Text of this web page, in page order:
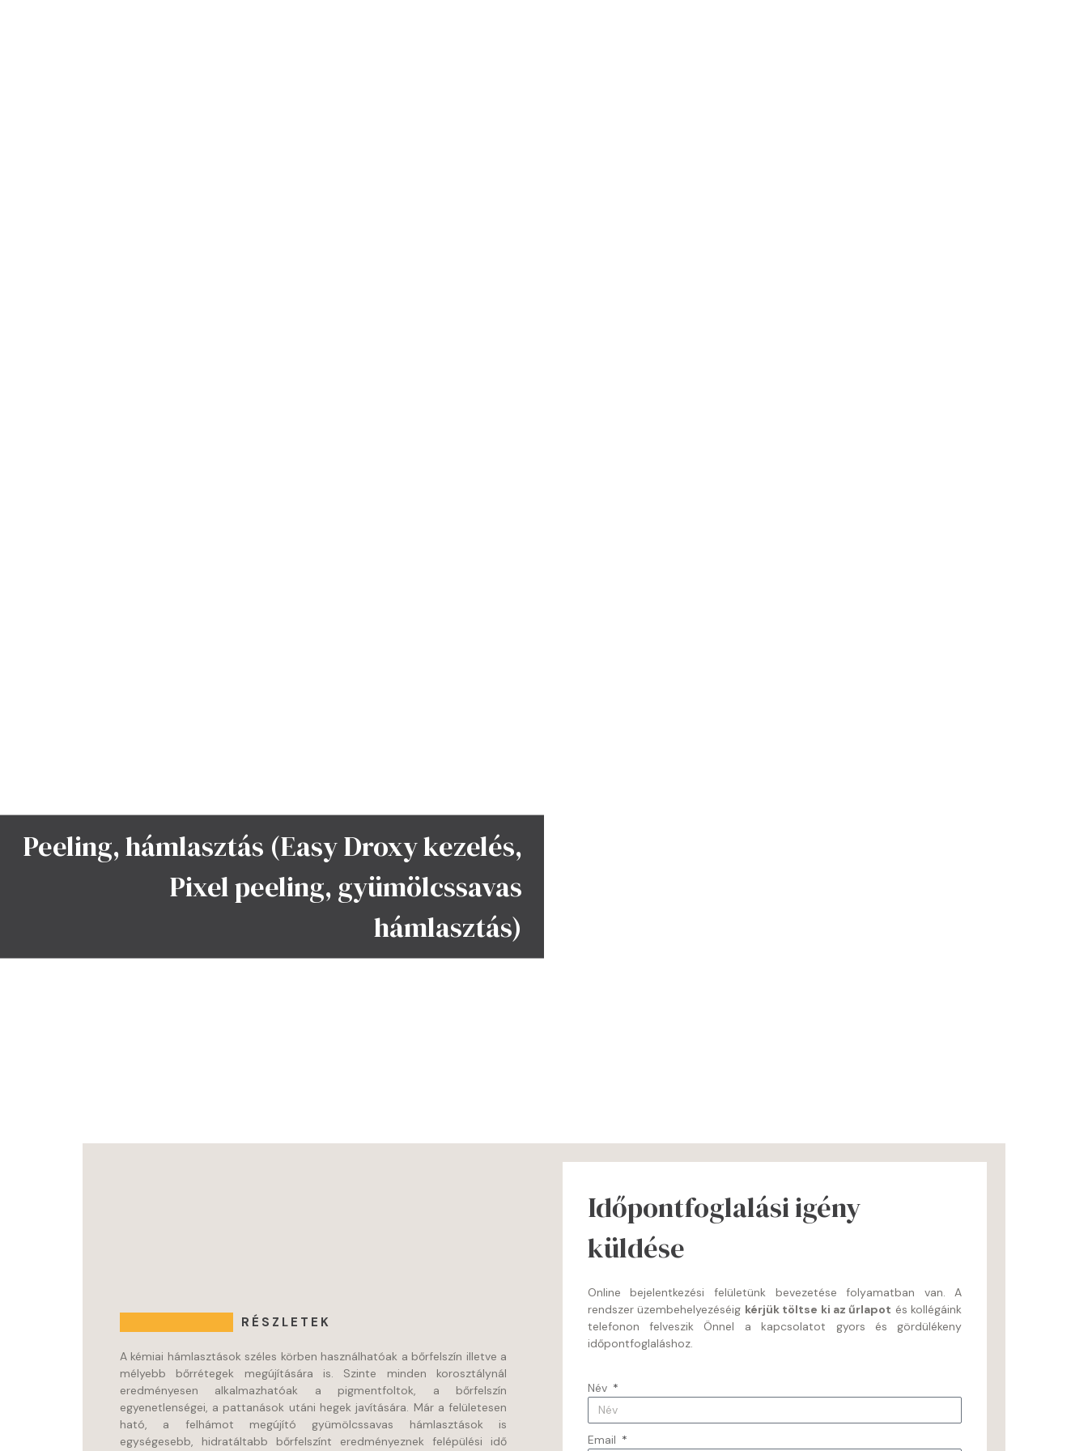
Peeling, hámlasztás (Easy Droxy kezelés,
Pixel peeling, gyümölcssavas
hámlasztás)
RÉSZLETEK
A kémiai hámlasztások széles körben használhatóak a bőrfelszín illetve a
mélyebb bőrrétegek megújítására is. Szinte minden korosztálynál
eredményesen alkalmazhatóak a pigmentfoltok, a bőrfelszín
egyenetlenségei, a pattanások utáni hegek javítására. Már a felületesen
ható, a felhámot megújító gyümölcssavas hámlasztások is
egységesebb, hidratáltabb bőrfelszínt eredményeznek felépülési idő
Időpontfoglalási igény
küldése
Online bejelentkezési felületünk bevezetése folyamatban van. A
rendszer üzembehelyezéséig kérjük töltse ki az űrlapot és kollégáink
telefonon felveszik Önnel a kapcsolatot gyors és gördülékeny
időpontfoglaláshoz.
Név
Email